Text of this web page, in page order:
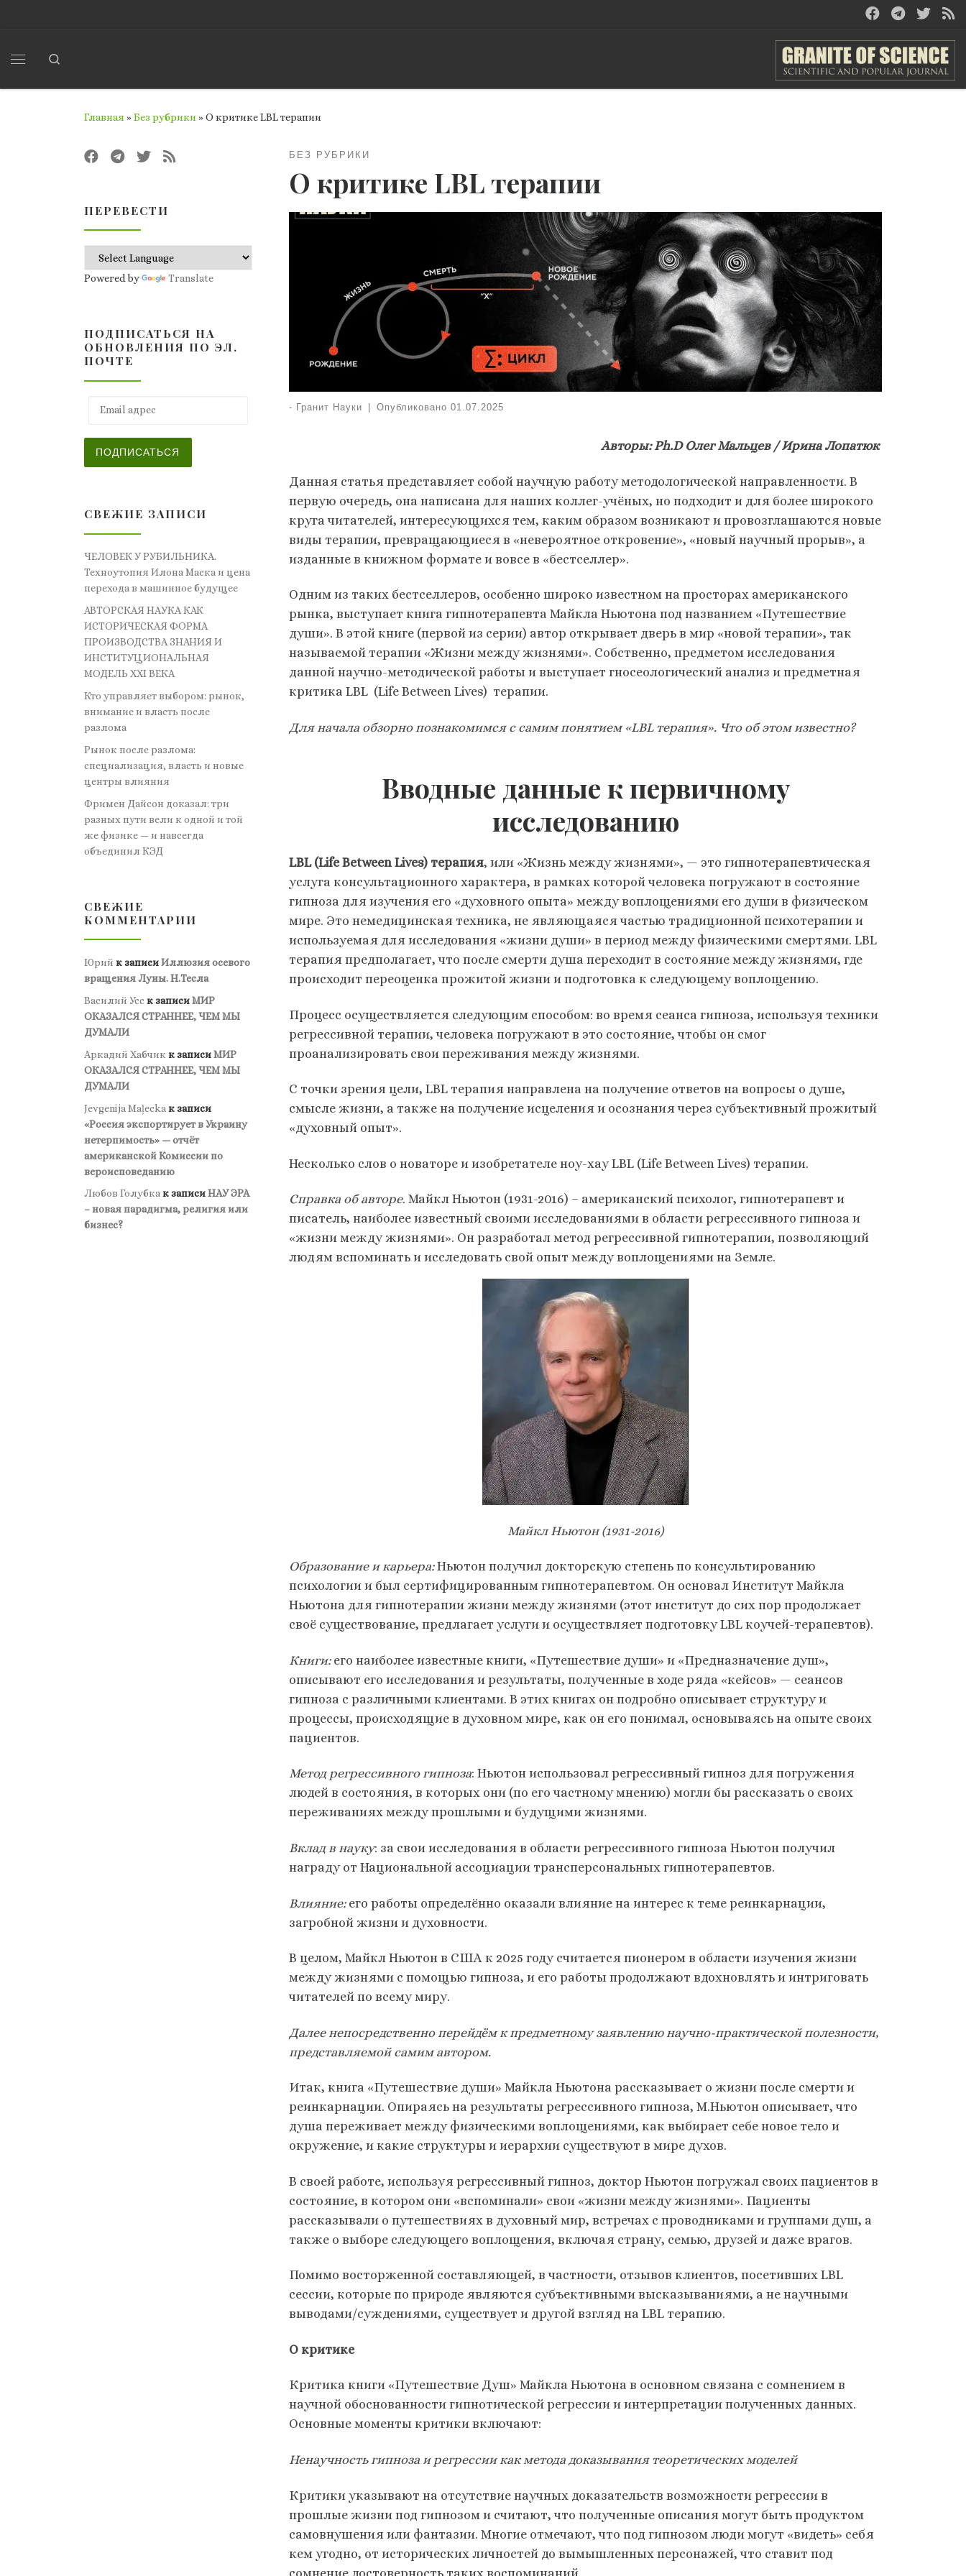
Главная »Без рубрики »О критике LBL терапии
БЕЗ РУБРИКИ
О критике LBL терапии
- Гранит Науки Опубликовано 01.07.2025
Авторы: Ph.D Олег Мальцев / Ирина Лопатюк
Данная статья представляет собой научную работу методологической направленности. В
первую очередь, она написана для наших коллег-учёных, но подходит и для более широкого
круга читателей, интересующихся тем, каким образом возникают и провозглашаются новые
виды терапии, превращающиеся в «невероятное откровение», «новый научный прорыв», а
изданные в книжном формате и вовсе в «бестселлер».
Одним из таких бестселлеров, особенно широко известном на просторах американского
рынка, выступает книга гипнотерапевта Майкла Ньютона под названием «Путешествие
души». В этой книге (первой из серии) автор открывает дверь в мир «новой терапии», так
называемой терапии «Жизни между жизнями». Собственно, предметом исследования
данной научно-методической работы и выступает гносеологический анализ и предметная
критика LBL (Life Between Lives) терапии.
Для начала обзорно познакомимся с самим понятием «LBL терапия». Что об этом известно?
Вводные данные к первичному
исследованию
LBL (Life Between Lives) терапия, или «Жизнь между жизнями», — это гипнотерапевтическая
услуга консультационного характера, в рамках которой человека погружают в состояние
гипноза для изучения его «духовного опыта» между воплощениями его души в физическом
мире. Это немедицинская техника, не являющаяся частью традиционной психотерапии и
используемая для исследования «жизни души» в период между физическими смертями. LBL
терапия предполагает, что после смерти душа переходит в состояние между жизнями, где
происходит переоценка прожитой жизни и подготовка к следующему воплощению.
Процесс осуществляется следующим способом: во время сеанса гипноза, используя техники
регрессивной терапии, человека погружают в это состояние, чтобы он смог
проанализировать свои переживания между жизнями.
С точки зрения цели, LBL терапия направлена на получение ответов на вопросы о душе,
смысле жизни, а также на получение исцеления и осознания через субъективный прожитый
«духовный опыт».
Несколько слов о новаторе и изобретателе ноу-хау LBL (Life Between Lives) терапии.
Справка об авторе. Майкл Ньютон (1931-2016) – американский психолог, гипнотерапевт и
писатель, наиболее известный своими исследованиями в области регрессивного гипноза и
«жизни между жизнями». Он разработал метод регрессивной гипнотерапии, позволяющий
людям вспоминать и исследовать свой опыт между воплощениями на Земле.
Майкл Ньютон (1931-2016)
Образование и карьера:Ньютон получил докторскую степень по консультированию
психологии и был сертифицированным гипнотерапевтом. Он основал Институт Майкла
Ньютона для гипнотерапии жизни между жизнями (этот институт до сих пор продолжает
своё существование, предлагает услуги и осуществляет подготовку LBL коучей-терапевтов).
Книги:его наиболее известные книги, «Путешествие души» и «Предназначение душ»,
описывают его исследования и результаты, полученные в ходе ряда «кейсов» — сеансов
гипноза с различными клиентами. В этих книгах он подробно описывает структуру и
процессы, происходящие в духовном мире, как он его понимал, основываясь на опыте своих
пациентов.
Метод регрессивного гипноза: Ньютон использовал регрессивный гипноз для погружения
людей в состояния, в которых они (по его частному мнению) могли бы рассказать о своих
переживаниях между прошлыми и будущими жизнями.
Вклад в науку: за свои исследования в области регрессивного гипноза Ньютон получил
награду от Национальной ассоциации трансперсональных гипнотерапевтов.
Влияние:его работы определённо оказали влияние на интерес к теме реинкарнации,
загробной жизни и духовности.
В целом, Майкл Ньютон в США к 2025 году считается пионером в области изучения жизни
между жизнями с помощью гипноза, и его работы продолжают вдохновлять и интриговать
читателей по всему миру.
Далее непосредственно перейдём к предметному заявлению научно-практической полезности,
представляемой самим автором.
Итак, книга «Путешествие души» Майкла Ньютона рассказывает о жизни после смерти и
реинкарнации. Опираясь на результаты регрессивного гипноза, М.Ньютон описывает, что
душа переживает между физическими воплощениями, как выбирает себе новое тело и
окружение, и какие структуры и иерархии существуют в мире духов.
В своей работе, используя регрессивный гипноз, доктор Ньютон погружал своих пациентов в
состояние, в котором они «вспоминали» свои «жизни между жизнями». Пациенты
рассказывали о путешествиях в духовный мир, встречах с проводниками и группами душ, а
также о выборе следующего воплощения, включая страну, семью, друзей и даже врагов.
Помимо восторженной составляющей, в частности, отзывов клиентов, посетивших LBL
сессии, которые по природе являются субъективными высказываниями, а не научными
выводами/суждениями, существует и другой взгляд на LBL терапию.
О критике
Критика книги «Путешествие Душ» Майкла Ньютона в основном связана с сомнением в
научной обоснованности гипнотической регрессии и интерпретации полученных данных.
Основные моменты критики включают:
Ненаучность гипноза и регрессии как метода доказывания теоретических моделей
Критики указывают на отсутствие научных доказательств возможности регрессии в
прошлые жизни под гипнозом и считают, что полученные описания могут быть продуктом
самовнушения или фантазии. Многие отмечают, что под гипнозом люди могут «видеть» себя
кем угодно, от исторических личностей до вымышленных персонажей, что ставит под
сомнение достоверность таких воспоминаний.
ПЕРЕВЕСТИ
Powered by Translate
ПОДПИСАТЬСЯ НА
ОБНОВЛЕНИЯ ПО ЭЛ.
ПОЧТЕ
ПОДПИСАТЬСЯ
СВЕЖИЕ ЗАПИСИ
ЧЕЛОВЕК У РУБИЛЬНИКА.
Техноутопия Илона Маска и цена
перехода в машинное будущее
АВТОРСКАЯ НАУКА КАК
ИСТОРИЧЕСКАЯ ФОРМА
ПРОИЗВОДСТВА ЗНАНИЯ И
ИНСТИТУЦИОНАЛЬНАЯ
МОДЕЛЬ XXI ВЕКА
Кто управляет выбором: рынок,
внимание и власть после
разлома
Рынок после разлома:
специализация, власть и новые
центры влияния
Фримен Дайсон доказал: три
разных пути вели к одной и той
же физике — и навсегда
объединил КЭД
СВЕЖИЕ
КОММЕНТАРИИ
Юрий к записиИллюзия осевого
вращения Луны. Н.Тесла
Василий Усс к записиМИР
ОКАЗАЛСЯ СТРАННЕЕ, ЧЕМ МЫ
ДУМАЛИ
Аркадий Хабчик к записиМИР
ОКАЗАЛСЯ СТРАННЕЕ, ЧЕМ МЫ
ДУМАЛИ
Jevgenija Maļecka к записи
«Россия экспортирует в Украину
нетерпимость» — отчёт
американской Комиссии по
вероисповеданию
Любов Голубкак записиНАУ ЭРА
– новая парадигма, религия или
бизнес?